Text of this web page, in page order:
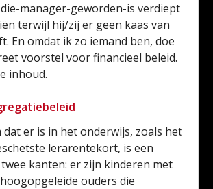
manager-geworden-is verdiept
terwijl hij/zij er geen kaas van
En omdat ik zo iemand ben, doe
voorstel voor financieel beleid.
inhoud.
dat er is in het onderwijs, zoals het
lerarentekort, is een
kanten: er zijn kinderen met
ouders die